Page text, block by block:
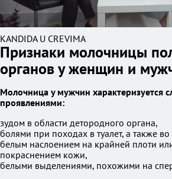
KANDIDA U CREVIMA
Признаки молочницы
органов у женщин и
Молочница у мужчин характеризуется
проявлениями:
зудом в области детородного органа,
болями при походах в туалет, а также во
белым наслоением на крайней плоти
покраснением кожи,
белыми выделениями, похожими на